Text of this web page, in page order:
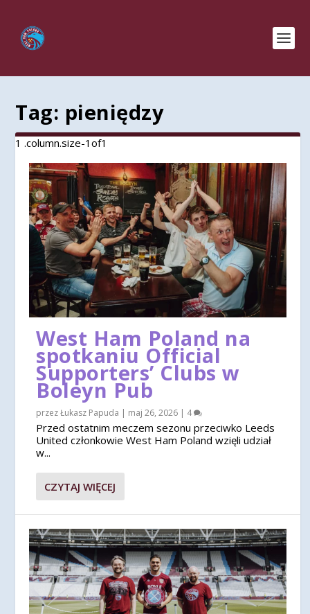
Tag: pieniędzy
West Ham Poland na
spotkaniu Official
Supporters’ Clubs w
Boleyn Pub
przezŁukasz Papuda | maj 26, 2026 | 4
Przed ostatnim meczem sezonu przeciwko Leeds
United członkowie West Ham Poland wzięli udział
w...
CZYTAJ WIĘCEJ